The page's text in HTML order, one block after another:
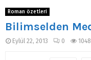
Roman özetleri
Bilimselden
Eylül 22, 2013 0 1048